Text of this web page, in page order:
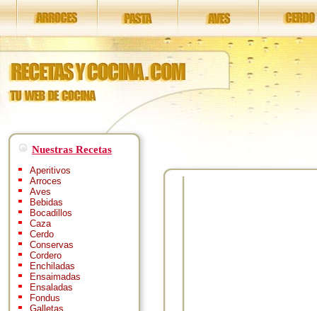
Nuestras Recetas
Aperitivos
Arroces
Aves
Bebidas
Bocadillos
Caza
Cerdo
Conservas
Cordero
Enchiladas
Ensaimadas
Ensaladas
Fondus
Galletas